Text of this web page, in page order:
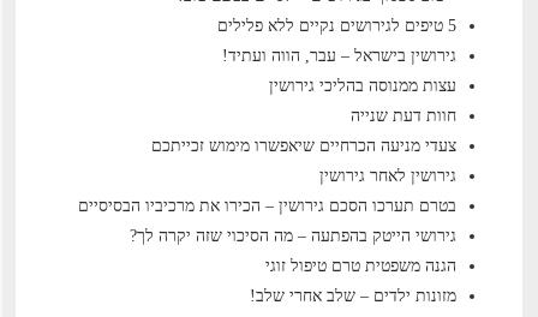
5 טיפים לגירושים נקיים ללא פלילים
גירושין בישראל – עבר, הווה ועתיד!
עצות ממנוסה בהליכי גירושין
חוות דעת שנייה
צעדי מניעה הכרחיים שיאפשרו מימוש זכייתכם
גירושין לאחר גירושין
בטרם תערכו הסכם גירושין – הכירו את מרכיביו הבסיסיים
גירושי הייטק בהפתעה – מה הסיכוי שזה יקרה לך?
הגנה משפטית טרם טיפול זוגי
מזונות ילדים – שלב אחרי שלב!